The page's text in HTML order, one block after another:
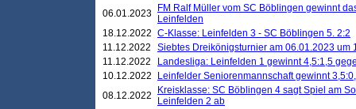
06.01.2023
FM Ralf Müller vom SC Böblingen gewinnt
Leinfelden
18.12.2022 C-Klasse: Leinfelden 3 - SC Böblingen 5. 2:2
11.12.2022
Siebtes Dreikönigsturnier am 06.01.2023 um
11.12.2022
Landesliga: Leinfelden 1 gewinnt 4,5:1,5
10.12.2022
Leinfelder Seniorenmannschaft gewinnt
08.12.2022
Kreisklasse: SC Böblingen 4 sagt Spiel am
Leinfelden 2 ab